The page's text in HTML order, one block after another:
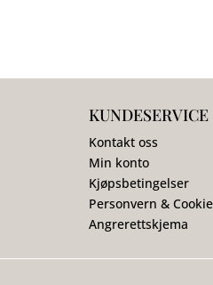
KUNDESERVICE
Kontakt oss
Min konto
Kjøpsbetingelser
Personvern &
Angrerettskjema